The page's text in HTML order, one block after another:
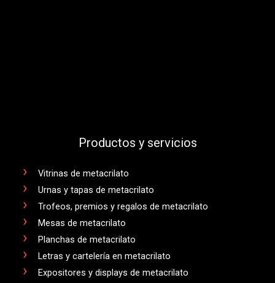
Productos y servicios
Vitrinas de metacrilato
Urnas y tapas de metacrilato
Trofeos, premios y regalos de metacrilato
Mesas de metacrilato
Planchas de metacrilato
Letras y cartelería en metacrilato
Expositores y displays de metacrilato